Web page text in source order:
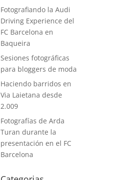
Fotografiando la Audi
Driving Experience del
FC Barcelona en
Baqueira
Sesiones fotográficas
para bloggers de moda
Haciendo barridos en
Via Laietana desde
2.009
Fotografías de Arda
Turan durante la
presentación en el FC
Barcelona